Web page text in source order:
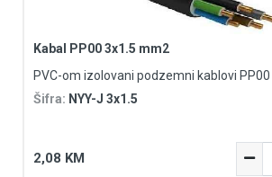
Kabal PP00 3x1.5 mm2
PVC-om izolovani podzemni kablovi PP00
Šifra: NYY-J 3x1.5
2,08 KM